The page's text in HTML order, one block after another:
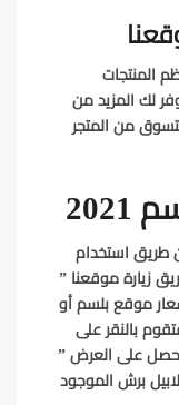
المنتجات
لك المزيد من
من المتجر
طريق استخدام
زيارة موقعنا ”
موقع بلسمأو
بالنقر على
على العرض ”
برشالموجود